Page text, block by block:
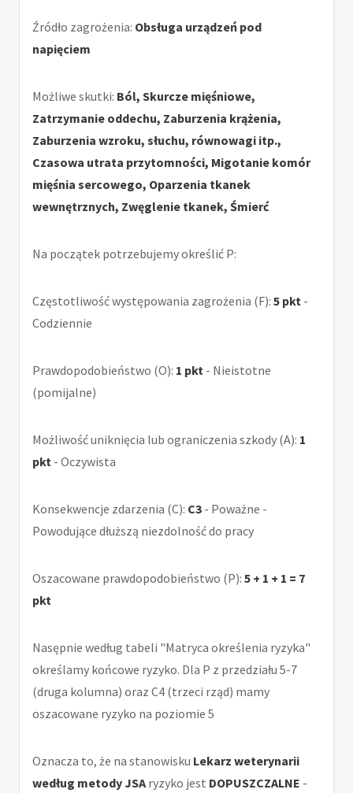
Źródło zagrożenia: Obsługa urządzeń pod
napięciem
Możliwe skutki: Ból, Skurcze mięśniowe,
Zatrzymanie oddechu, Zaburzenia krążenia,
Zaburzenia wzroku, słuchu, równowagi itp.,
Czasowa utrata przytomności, Migotanie komór
mięśnia sercowego, Oparzenia tkanek
wewnętrznych, Zwęglenie tkanek, Śmierć
Na początek potrzebujemy określić P:
Częstotliwość występowania zagrożenia (F): 5 pkt -
Codziennie
Prawdopodobieństwo (O): 1 pkt - Nieistotne
(pomijalne)
Możliwość uniknięcia lub ograniczenia szkody (A): 1
pkt - Oczywista
Konsekwencje zdarzenia (C): C3 - Poważne -
Powodujące dłuższą niezdolność do pracy
Oszacowane prawdopodobieństwo (P): 5 + 1 + 1 = 7
pkt
Nasępnie według tabeli "Matryca określenia ryzyka"
określamy końcowe ryzyko. Dla P z przedziału 5-7
(druga kolumna) oraz C4 (trzeci rząd) mamy
oszacowane ryzyko na poziomie 5
Oznacza to, że na stanowisku Lekarz weterynarii
według metody JSA ryzyko jest DOPUSZCZALNE -